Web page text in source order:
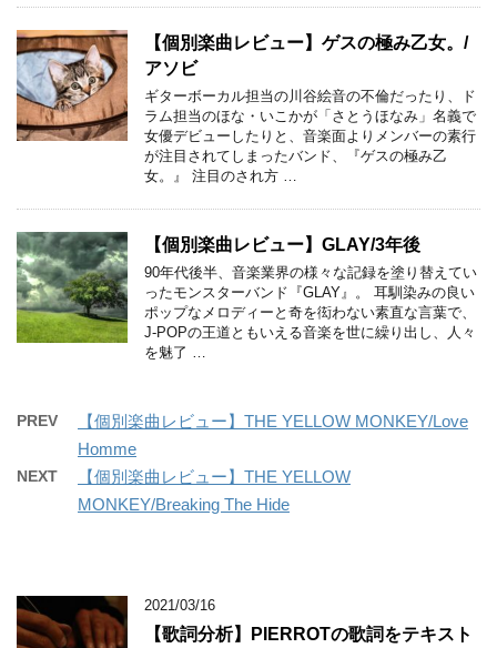
【個別楽曲レビュー】ゲスの極み乙女。/
アソビ
ギターボーカル担当の川谷絵音の不倫だったり、ド
ラム担当のほな・いこかが「さとうほなみ」名義で
女優デビューしたりと、音楽面よりメンバーの素行
が注目されてしまったバンド、『ゲスの極み乙
女。』 注目のされ方 …
【個別楽曲レビュー】GLAY/3年後
90年代後半、音楽業界の様々な記録を塗り替えてい
ったモンスターバンド『GLAY』。 耳馴染みの良い
ポップなメロディーと奇を衒わない素直な言葉で、
J-POPの王道ともいえる音楽を世に繰り出し、人々
を魅了 …
PREV
【個別楽曲レビュー】THE YELLOW MONKEY/Love
Homme
NEXT
【個別楽曲レビュー】THE YELLOW
MONKEY/Breaking The Hide
2021/03/16
【歌詞分析】PIERROTの歌詞をテキスト